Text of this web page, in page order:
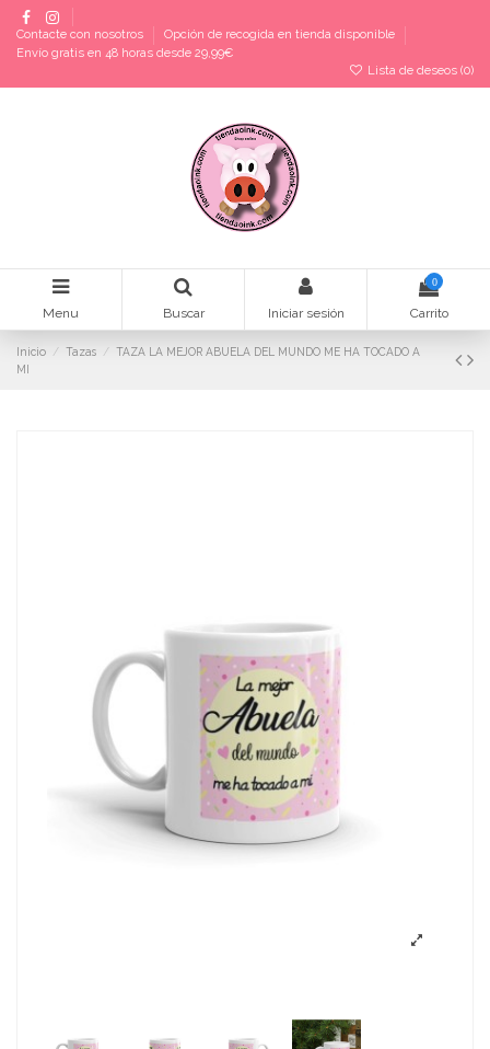
Contacte con nosotros
Opción de recogida en tienda disponible
Envío gratis en 48 horas desde 29,99€
Lista de deseos (0)
Menu Buscar Iniciar sesión
0
Carrito
Inicio Tazas
TAZA LA MEJOR ABUELA DEL MUNDO ME HA TOCADO A
MI